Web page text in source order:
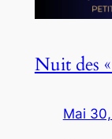
Nuit des
Mai